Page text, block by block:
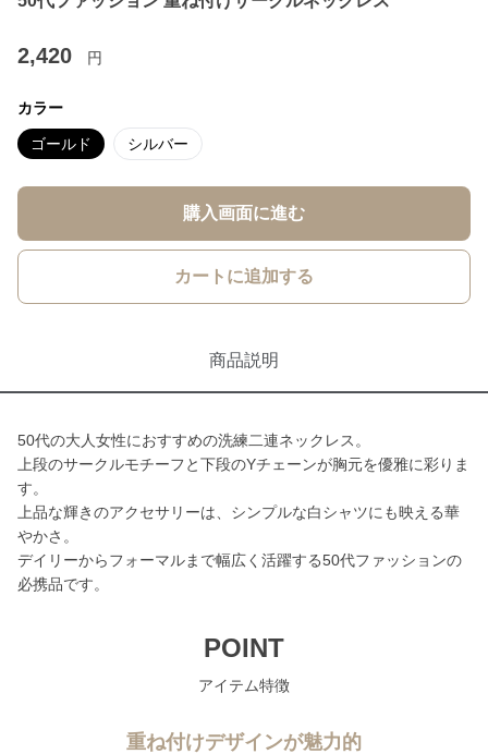
2,420 円
カラー
ゴールド シルバー
購入画面に進む
カートに追加する
商品説明
50代の大人女性におすすめの洗練二連ネックレス。
上段のサークルモチーフと下段のYチェーンが胸元を優雅に彩りま
す。
上品な輝きのアクセサリーは、シンプルな白シャツにも映える華
やかさ。
デイリーからフォーマルまで幅広く活躍する50代ファッションの
必携品です。
POINT
アイテム特徴
重ね付けデザインが魅力的